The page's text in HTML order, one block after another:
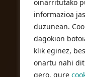
oinarritutako
informazioa
duzunean.
dagokion
klik eginez,
onartu nahi
gero, gure
Herriko
20810
T. 943